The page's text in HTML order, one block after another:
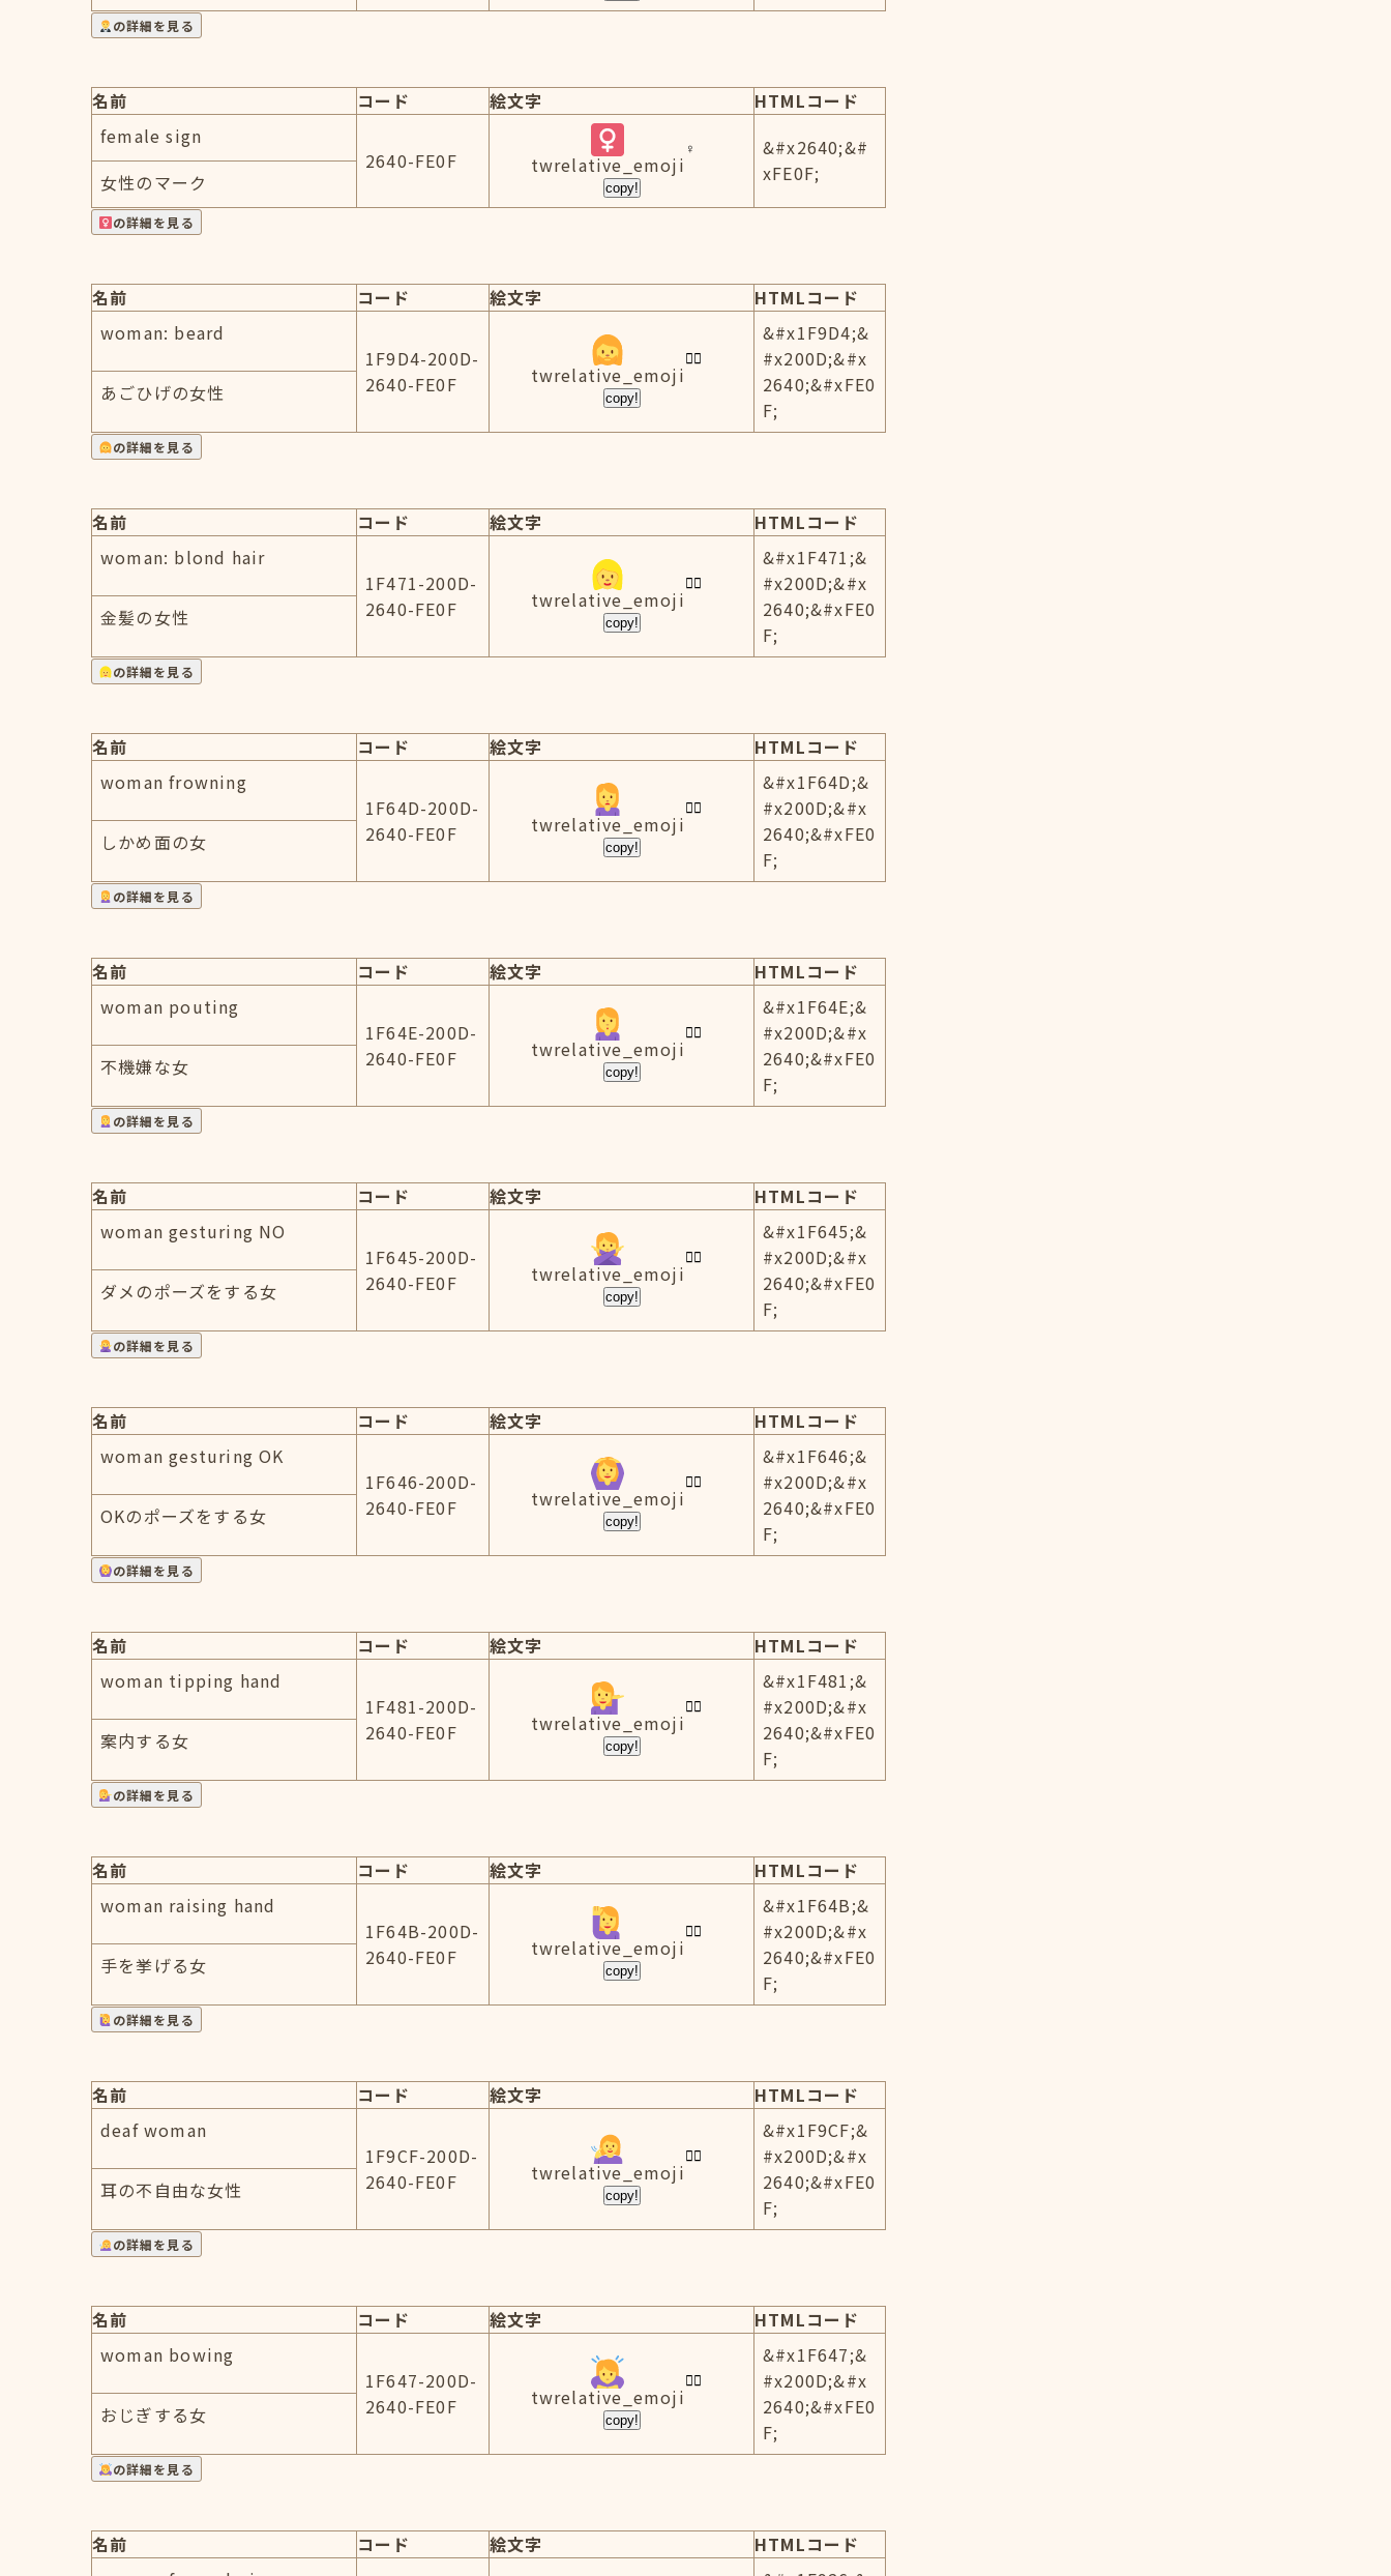
の詳細を見る
名前 コード 絵文字
HTMLコード
female sign
2640-FE0F
twrelative_emoji
copy!
&#x2640;&#
xFE0F;
女性のマーク
の詳細を見る
名前 コード 絵文字
HTMLコード
woman: beard
1F9D4-200D-
2640-FE0F
twrelative_emoji
copy!
&#x1F9D4;&
#x200D;&#x
2640;&#xFE0
F;
あごひげの女性
の詳細を見る
名前 コード 絵文字
HTMLコード
woman: blond hair
1F471-200D-
2640-FE0F
twrelative_emoji
copy!
&#x1F471;&
#x200D;&#x
2640;&#xFE0
F;
金髪の女性
の詳細を見る
名前 コード 絵文字
HTMLコード
woman frowning
1F64D-200D-
2640-FE0F
twrelative_emoji
copy!
&#x1F64D;&
#x200D;&#x
2640;&#xFE0
F;
しかめ面の女
の詳細を見る
名前 コード 絵文字
HTMLコード
woman pouting
1F64E-200D-
2640-FE0F
twrelative_emoji
copy!
&#x1F64E;&
#x200D;&#x
2640;&#xFE0
F;
不機嫌な女
の詳細を見る
名前 コード 絵文字
HTMLコード
woman gesturing NO
1F645-200D-
2640-FE0F
twrelative_emoji
copy!
&#x1F645;&
#x200D;&#x
2640;&#xFE0
F;
ダメのポーズをする女
の詳細を見る
名前 コード 絵文字
HTMLコード
woman gesturing OK
1F646-200D-
2640-FE0F
twrelative_emoji
copy!
&#x1F646;&
#x200D;&#x
2640;&#xFE0
F;
OKのポーズをする女
の詳細を見る
名前 コード 絵文字
HTMLコード
woman tipping hand
1F481-200D-
2640-FE0F
twrelative_emoji
copy!
&#x1F481;&
#x200D;&#x
2640;&#xFE0
F;
案内する女
の詳細を見る
名前 コード 絵文字
HTMLコード
woman raising hand
1F64B-200D-
2640-FE0F
twrelative_emoji
copy!
&#x1F64B;&
#x200D;&#x
2640;&#xFE0
F;
手を挙げる女
の詳細を見る
名前 コード 絵文字
HTMLコード
deaf woman
1F9CF-200D-
2640-FE0F
twrelative_emoji
copy!
&#x1F9CF;&
#x200D;&#x
2640;&#xFE0
F;
耳の不自由な女性
の詳細を見る
名前 コード 絵文字
HTMLコード
woman bowing
1F647-200D-
2640-FE0F
twrelative_emoji
copy!
&#x1F647;&
#x200D;&#x
2640;&#xFE0
F;
おじぎする女
の詳細を見る
名前 コード 絵文字
HTMLコード